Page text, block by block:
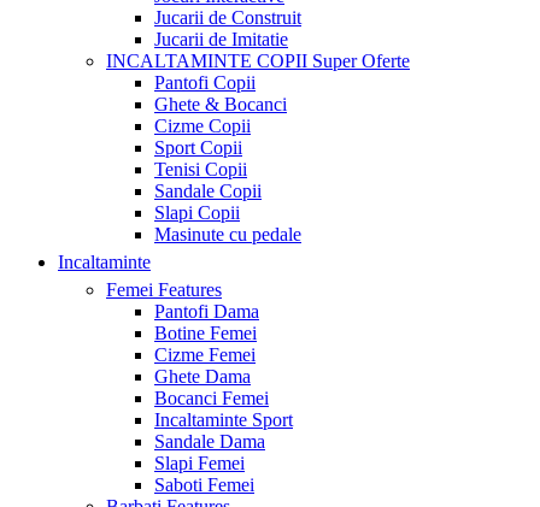
Jucarii de Construit
Jucarii de Imitatie
INCALTAMINTE COPII Super Oferte
Pantofi Copii
Ghete & Bocanci
Cizme Copii
Sport Copii
Tenisi Copii
Sandale Copii
Slapi Copii
Masinute cu pedale
Incaltaminte
Femei Features
Pantofi Dama
Botine Femei
Cizme Femei
Ghete Dama
Bocanci Femei
Incaltaminte Sport
Sandale Dama
Slapi Femei
Saboti Femei